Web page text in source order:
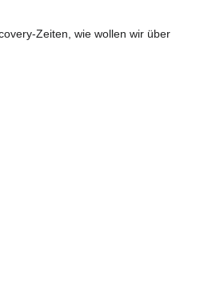
Zeiten, wie wollen wir über